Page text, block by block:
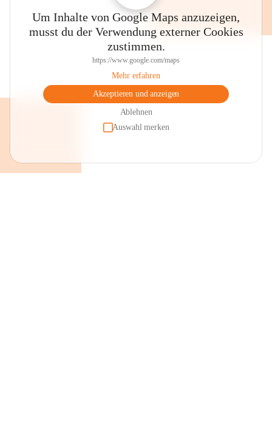
Um Inhalte von Google Maps anzuzeigen,
musst du der Verwendung externer Cookies
zustimmen.
https://www.google.com/maps
Mehr erfahren
Akzeptieren und anzeigen
Ablehnen
Auswahl merken